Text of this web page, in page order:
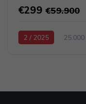
€299 €59.900
2 / 2025